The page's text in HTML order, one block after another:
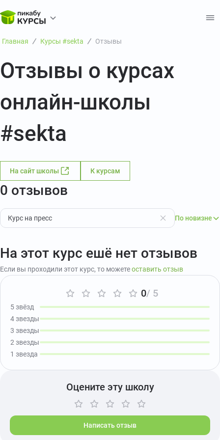
Главная Курсы #sekta Отзывы
Отзывы о курсах
онлайн-школы
#sekta
На сайт школы К курсам
0 отзывов
Курс на пресс По новизне
На этот курс ешё нет отзывов
Если вы проходили этот курс, то можетеоставить отзыв
0/ 5
5 звёзд
4 звезды
3 звезды
2 звезды
1 звезда
Оцените эту школу
Написать отзыв